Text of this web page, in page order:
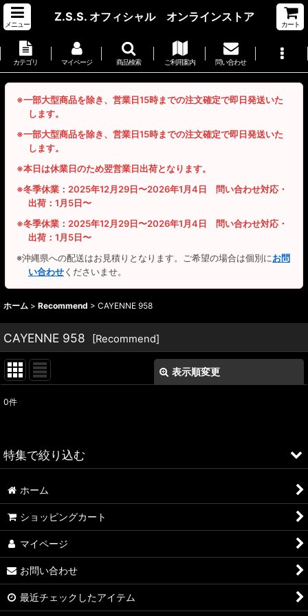
メニュー
Z.S.S. オフィシャル オンラインストア
カート
カテゴリ マイページ 商品検索 ご利用案内 問い合わせ
※一部大型商品を除き、営業日15時までの注文確定で即日発送いた
します。
※一部大型商品を除き、営業日15時までの注文確定で即日発送いた
します。
※本日は休業日のため翌営業日出荷となります。
※冬季休業：2025年12月29日〜2026年1月4日 問い合わせ対応・
出荷：1月5日〜
※冬季休業：2025年12月29日〜2026年1月4日 問い合わせ対応・
出荷：1月5日〜
※沖縄県への配送はお見積りとなります。ご希望の場合は個別にお問
い合わせくださいませ。
ホーム > Recommend > CAYENNE 958
CAYENNE 958 [Recommend]
表示順変更
並び順:
0件
特集で絞り込む
ALFA ROMEO > 156
ALFA ROMEO > 147
ALFA ROMEO > 159
A4
ホーム
ショッピングカート
マイページ
お問い合わせ
最近チェックしたアイテム